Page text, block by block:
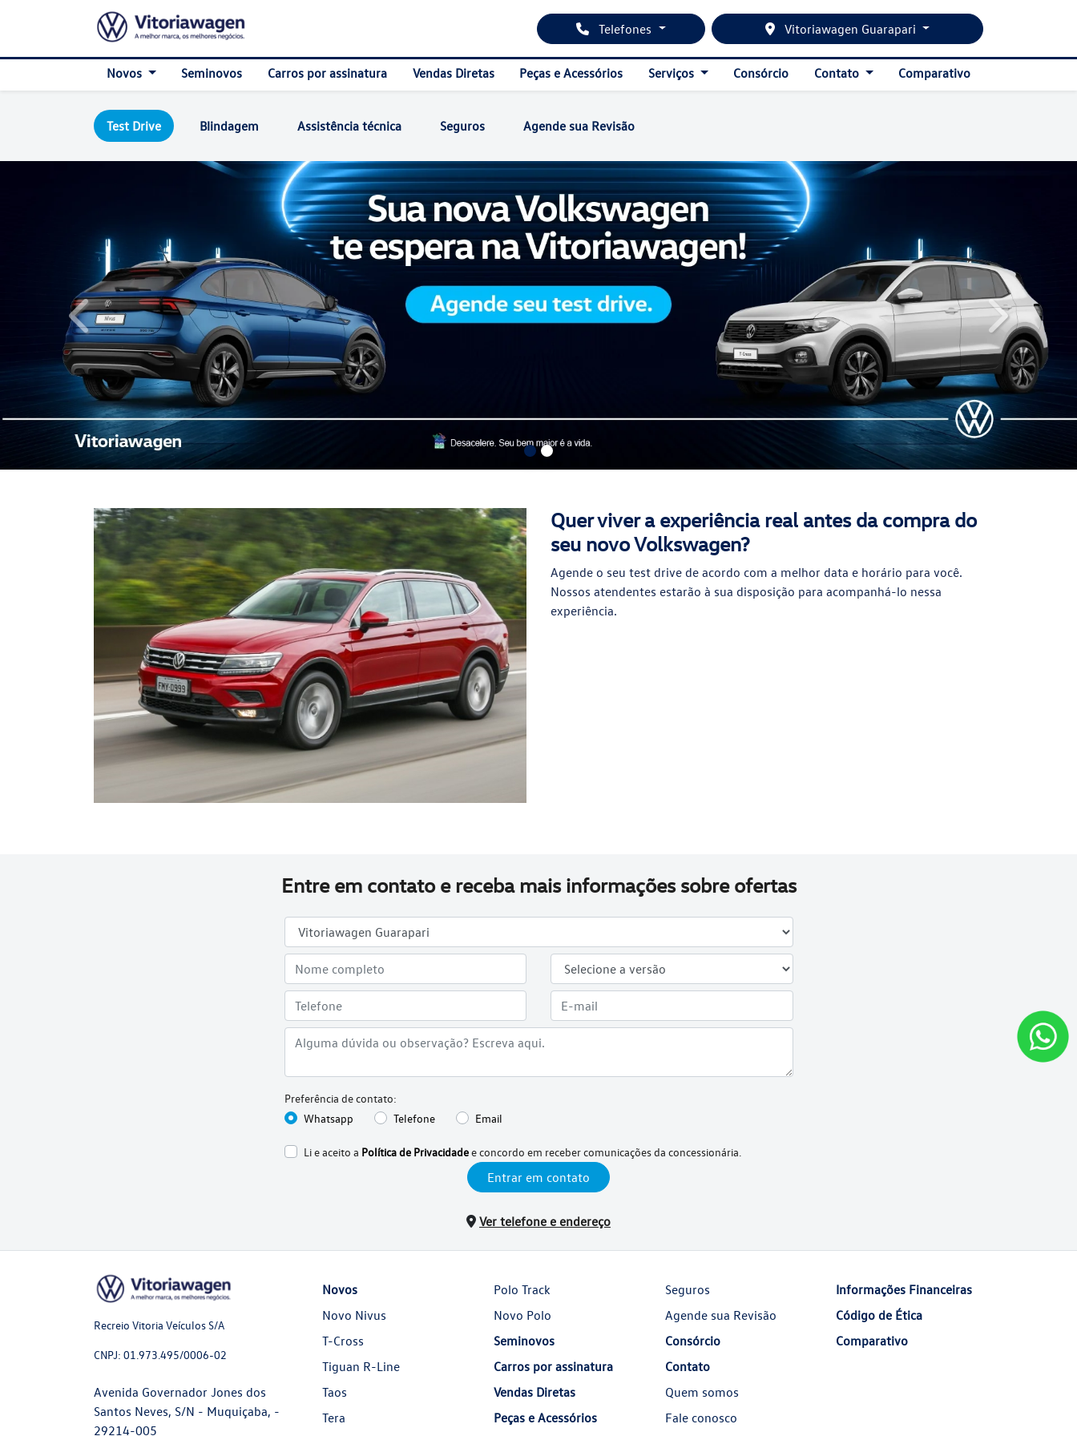
Telefones Vitoriawagen Guarapari
Novos Seminovos Carros por assinatura Vendas Diretas Peças e Acessórios Serviços Consórcio Contato Comparativo
Test Drive Blindagem Assistência técnica Seguros Agende sua Revisão
templates.template-01.components.carousel.texts.control_prev
Quer viver a experiência real antes da compra do
seu novo Volkswagen?
Agende o seu test drive de acordo com a melhor data e horário para você.
Nossos atendentes estarão à sua disposição para acompanhá-lo nessa
experiência.
Entre em contato e receba mais informações sobre ofertas
Preferência de contato:
Whatsapp
Telefone Email
Li e aceito a Política de Privacidadee concordo em receber comunicações da concessionária.
Entrar em contato
Ver telefone e endereço
Recreio Vitoria Veículos S/A
CNPJ: 01.973.495/0006-02
Avenida Governador Jones dos
Santos Neves, S/N - Muquiçaba, -
29214-005
Novos
Novo Nivus
T-Cross
Tiguan R-Line
Taos
Tera
Polo Track
Novo Polo
Seminovos
Carros por assinatura
Vendas Diretas
Peças e Acessórios
Seguros
Agende sua Revisão
Consórcio
Contato
Quem somos
Fale conosco
Informações Financeiras
Código de Ética
Comparativo